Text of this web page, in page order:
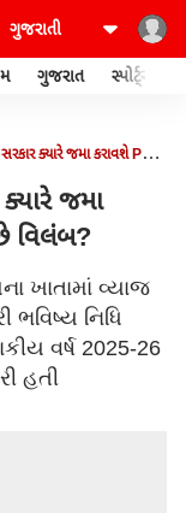
ગુજરાત સ્પોર્ટ્સ
ક્યારે જમા કરાવશે PFનું
જમા
વિલંબ?
ખાતામાં વ્યાજ
ભવિષ્ય નિધિ
વર્ષ 2025-26
હતી